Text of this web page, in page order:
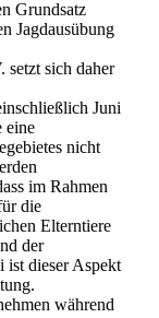
Grundsatz
Jagdausübung
setzt sich daher
Juni
eine
nicht
im Rahmen
die
Elterntiere
der
dieser Aspekt
während